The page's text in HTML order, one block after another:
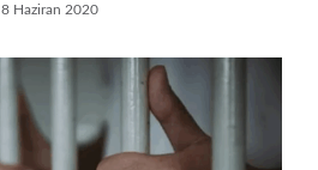
8 Haziran 2020